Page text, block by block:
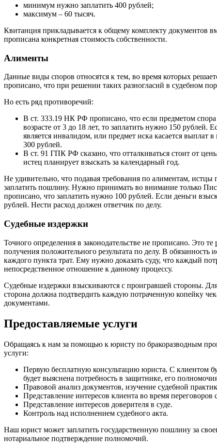
минимум нужно заплатить 400 рублей;
максимум – 60 тысяч.
Квитанция прикладывается к общему комплекту документов
прописана конкретная стоимость собственности.
Алименты
Данные виды споров относятся к тем, во время которых
прописано, что при решении таких разногласий в судебном
Но есть ряд противоречий:
В ст. 333.19 НК РФ прописано, что если предметом спора
возрасте от 3 до 18 лет, то заплатить нужно 150 рублей.
является инвалидом, или предмет иска касается выплат
300 рублей.
В ст. 91 ГПК РФ сказано, что отталкиваться стоит от
истец планирует взыскать за календарный год.
Не удивительно, что подавая требования по алиментам, истцы
заплатить пошлину. Нужно принимать во внимание только
прописано, что заплатить нужно 100 рублей. Если деньги
рублей. Нести расход должен ответчик по делу.
Судебные издержки
Точного определения в законодательстве не прописано. Это
получения положительного результата по делу. В обязанность
каждого пункта трат. Ему нужно доказать суду, что каждый
непосредственное отношение к данному процессу.
Судебные издержки взыскиваются с проигравшей стороны.
сторона должна подтвердить каждую потраченную копейку
документами.
Предоставляемые услуги
Обращаясь к нам за помощью к юристу по бракоразводным
услуги:
Первую бесплатную консультацию юриста. С клиентом
будет выяснена потребность в защитнике, его
Правовой анализ документов, изучение судебной
Представление интересов клиента во время переговоров
Представление интересов доверителя в суде.
Контроль над исполнением судебного акта.
Наш юрист может заплатить государственную пошлину за
нотариальное подтверждение полномочий.